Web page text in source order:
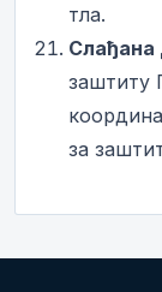
тла.
Слађана
заштиту
за